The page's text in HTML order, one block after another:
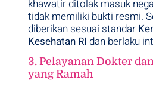
khawatir ditolak masuk
tidak memiliki bukti resmi.
diberikan sesuai standar
Kesehatan RI dan berlaku
3. Pelayanan Dokter
yang Ramah